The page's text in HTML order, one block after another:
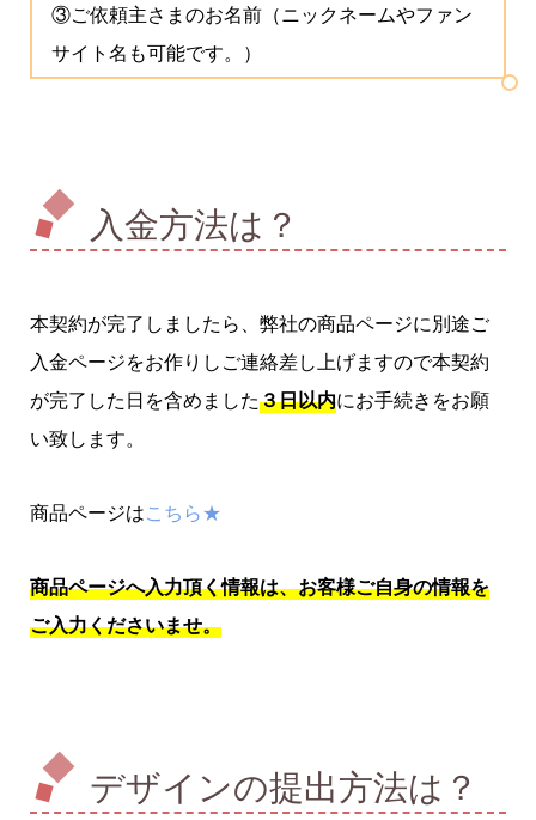
③ご依頼主さまのお名前（ニックネームやファン
サイト名も可能です。）
入金方法は？
本契約が完了しましたら、弊社の商品ページに別途ご
入金ページをお作りしご連絡差し上げますので本契約
が完了した日を含めました３日以内にお手続きをお願
い致します。
商品ページはこちら★
商品ページへ入力頂く情報は、お客様ご自身の情報を
ご入力くださいませ。
デザインの提出方法は？